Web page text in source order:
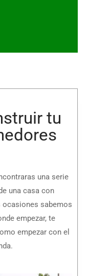
tu
una serie
una casa con
sabemos
empezar, te
empezar con el